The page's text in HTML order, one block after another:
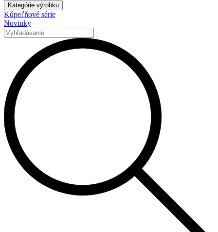
Kategórie výrobku
Kúpeľňové série
Novinky